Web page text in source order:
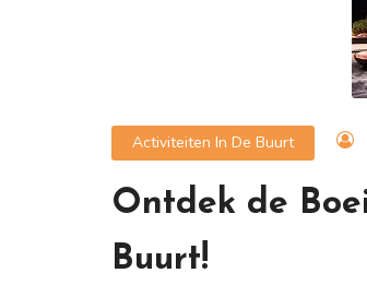
Activiteiten In De Buurt
Ontdek de
Buurt!